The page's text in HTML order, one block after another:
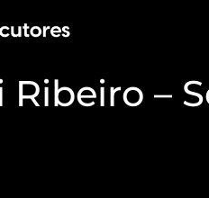
Ribeiro –